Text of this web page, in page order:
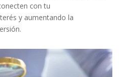
con⁤ tu
y‍ aumentando la